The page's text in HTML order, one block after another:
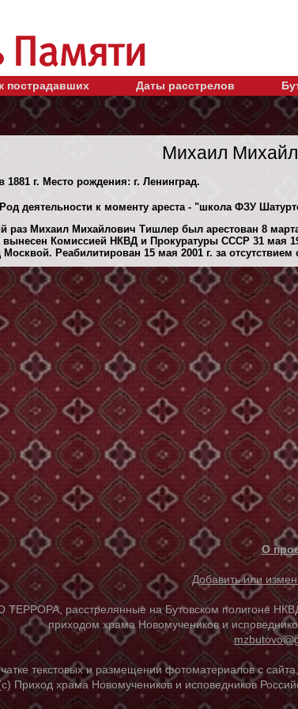
пострадавших Даты расстрелов
Михаил
1881 г. Место рождения: г. Ленинград.
деятельности к моменту ареста - "школа ФЗУ
раз Михаил Михайлович Тишлер был арестован 8 марта
вынесен Комиссией НКВД и Прокуратуры СССР 31 мая
Реабилитирован 15 мая 2001 г. за отсутствием
О
Добавить или
расстрелянные на Бутовском полигоне НКВД
приходом храма Новомучеников и
текстовых и размещении фотоматериалов с
Приход храма Новомучеников и исповедников